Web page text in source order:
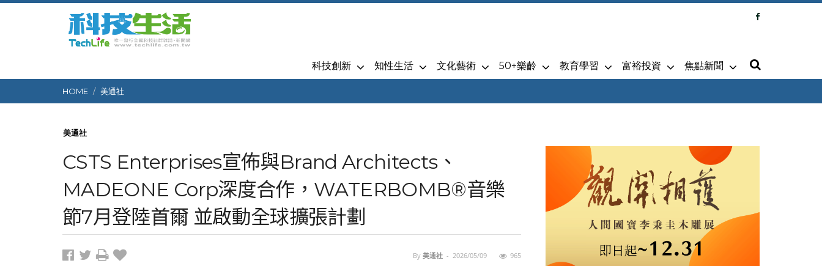
科技創新 知性生活 文化藝術 50+樂齡 教育學習 富裕投資 焦點新聞
HOME 美通社
美通社
CSTS Enterprises宣佈與Brand Architects、
MADEONE Corp深度合作，WATERBOMB®音樂
節7月登陸首爾 並啟動全球擴張計劃
By 美通社 - 2026/05/09 965